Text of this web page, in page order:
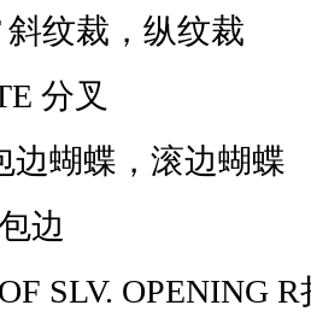
纹裁，纵纹裁
分叉
蝴蝶，滚边蝴蝶
边
SLV. OPENING R